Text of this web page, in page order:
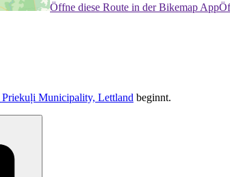
Öffne diese Route in der Bikemap App
Municipality, Lettland beginnt.